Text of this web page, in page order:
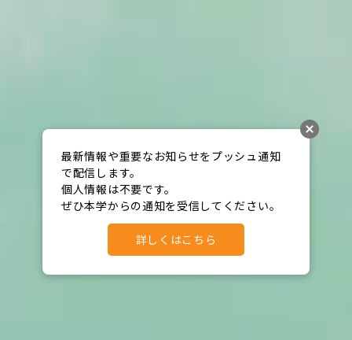
最新情報や重要なお知らせをプッシュ通知
で配信します。
個人情報は不要です。
ぜひ本学からの通知を受信してください。
詳しくはこちら